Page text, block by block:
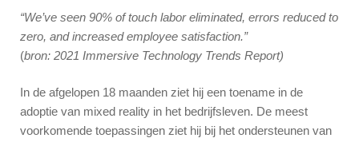
“We’ve seen 90% of touch labor eliminated, errors reduced to
zero, and increased employee satisfaction.”
(bron: 2021 Immersive Technology Trends Report)
In de afgelopen 18 maanden ziet hij een toename in de
adoptie van mixed reality in het bedrijfsleven. De meest
voorkomende toepassingen ziet hij bij het ondersteunen van